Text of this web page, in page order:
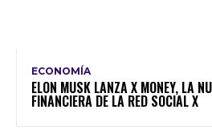
ECONOMÍA
ELON MUSK LANZA X MONEY, LA
FINANCIERA DE LA RED SOCIAL X